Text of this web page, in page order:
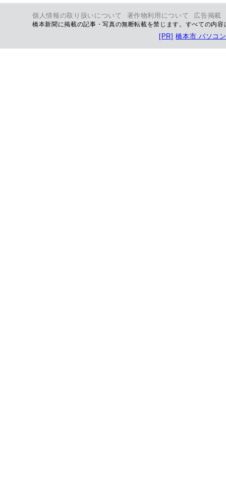
個人情報の取り扱いについて 著作物利用について 広告掲載
橋本新聞に掲載の記事・写真の無断転載を禁じます。すべての内
[PR] 橋本市 パソコ